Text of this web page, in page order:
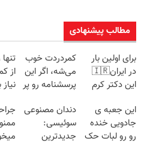
مطالب پیشنهادی
برای اولین بار
در ایران🇮🇷
این دکتر کرم
روزه ساخت!
کمردردت خوب
می‌شه، اگر این
پرسشنامه رو پر
از
این جعبه ی
جادویی خنده
رو رو لبات حک
دندان مصنوعی
سوئیسی:
جدیدترین